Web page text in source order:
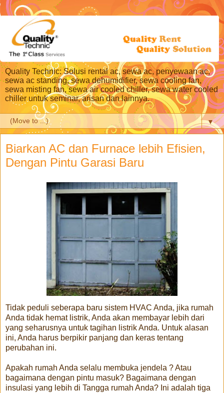
Quality Technic: Solusi rental ac, sewa ac, penyewaan ac,
sewa ac standing, sewa dehumidifier, sewa cooling fan,
sewa misting fan, sewa air cooled chiller, sewa water cooled
chiller untuk seminar, arisan dan lainnya.
▼
Biarkan AC dan Furnace lebih Efisien,
Dengan Pintu Garasi Baru
Tidak peduli seberapa baru sistem HVAC Anda, jika rumah
Anda tidak hemat listrik, Anda akan membayar lebih dari
yang seharusnya untuk tagihan listrik Anda. Untuk alasan
ini, Anda harus berpikir panjang dan keras tentang
perubahan ini.
Apakah rumah Anda selalu membuka jendela ? Atau
bagaimana dengan pintu masuk? Bagaimana dengan
insulasi yang lebih di Tangga rumah Anda? Ini adalah tiga